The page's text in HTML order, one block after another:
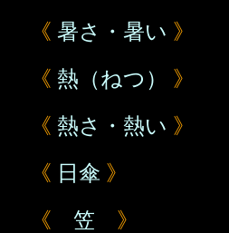
《 暑さ・暑い 》
《 熱（ねつ）
》
《 熱さ・熱い 》
《 日傘 》
《 笠 》